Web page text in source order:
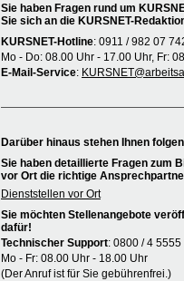
Sie haben Fragen rund um
Sie sich an die KURSNET-
KURSNET-Hotline: 0911 / 982 07
Mo - Do: 08.00 Uhr - 17.00 Uhr, Fr:
E-Mail-Service:
Darüber hinaus stehen Ihnen
Sie haben detaillierte Fragen zum
vor Ort die richtige
Dienststellen vor Ort
Sie möchten Stellenangebote
dafür!
Technischer Support: 0800 / 4 5555
Mo - Fr: 08.00 Uhr - 18.00 Uhr
(Der Anruf ist für Sie gebührenfrei.)